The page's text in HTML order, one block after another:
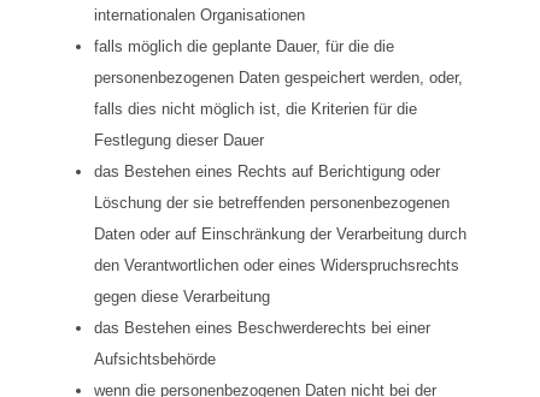
internationalen Organisationen
falls möglich die geplante Dauer, für die die
personenbezogenen Daten gespeichert werden, oder,
falls dies nicht möglich ist, die Kriterien für die
Festlegung dieser Dauer
das Bestehen eines Rechts auf Berichtigung oder
Löschung der sie betreffenden personenbezogenen
Daten oder auf Einschränkung der Verarbeitung durch
den Verantwortlichen oder eines Widerspruchsrechts
gegen diese Verarbeitung
das Bestehen eines Beschwerderechts bei einer
Aufsichtsbehörde
wenn die personenbezogenen Daten nicht bei der